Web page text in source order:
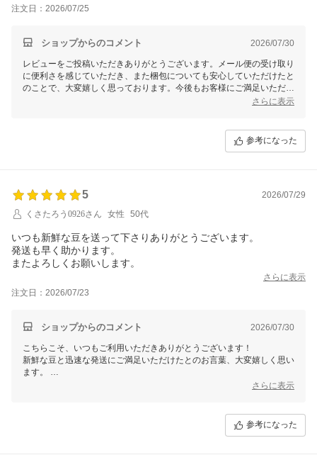
注文日：2026/07/25
ショップからのコメント 2026/07/30
レビューをご投稿いただきありがとうございます。メール便の受け取り
に便利さを感じていただき、また梱包についても安心していただけたと
のことで、大変嬉しく思っております。今後もお客様にご満足いただけ
るサービスを心がけてまいります。また何かございましたら、ぜひお気
さらに表示
参考になった
5
2026/07/29
くさたろう0926さん
女性 50代
いつも新鮮な豆を送って下さりありがとうございます。
発送も早く助かります。
またよろしくお願いします。
さらに表示
注文日：2026/07/23
ショップからのコメント 2026/07/30
こちらこそ、いつもご利用いただきありがとうございます！
新鮮な豆と迅速な発送にご満足いただけたとのお言葉、大変嬉しく思い
ます。
これからもお客様に喜んでいただけるサービスと商品をお届けできるよ
さらに表示
参考になった